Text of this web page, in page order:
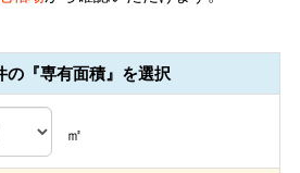
の『専有面積』を選択
㎡